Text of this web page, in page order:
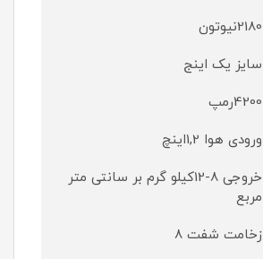
2180نیوتون
سایز یک اینج
4200رمپ
ورودی هوا 1,2اینچ
خروجی 8-12کیلو گرم بر سانتی متر
مربع
زخامت شفت 8